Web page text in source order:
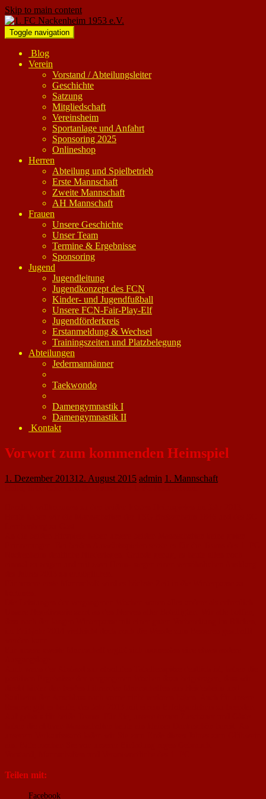
Skip to main content
Toggle navigation
Blog
Verein
Vorstand / Abteilungsleiter
Geschichte
Satzung
Mitgliedschaft
Vereinsheim
Sportanlage und Anfahrt
Sponsoring 2025
Onlineshop
Herren
Abteilung und Spielbetrieb
Erste Mannschaft
Zweite Mannschaft
AH Mannschaft
Frauen
Unsere Geschichte
Unser Team
Termine & Ergebnisse
Sponsoring
Jugend
Jugendleitung
Jugendkonzept des FCN
Kinder- und Jugendfußball
Unsere FCN-Fair-Play-Elf
Jugendförderkreis
Erstanmeldung & Wechsel
Trainingszeiten und Platzbelegung
Abteilungen
Jedermannänner
Taekwondo
Damengymnastik I
Damengymnastik II
Kontakt
Vorwort zum kommenden Heimspiel
1. Dezember 201312. August 2015 admin 1. Mannschaft
Teilen mit:
Facebook